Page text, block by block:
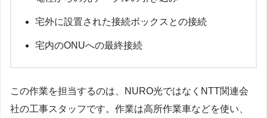
宅外に設置された接続ボックスとの接続
宅内のONUへの最終接続
この作業を担当するのは、NURO光ではなくNTT関連会
社の工事スタッフです。作業は高所作業車などを使い、